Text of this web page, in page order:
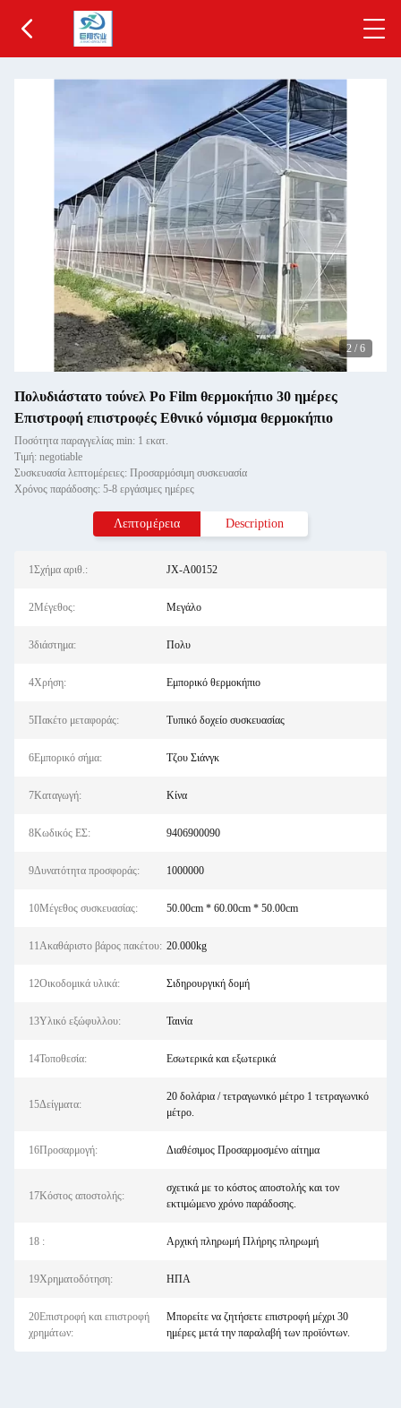
2 / 6
Πολυδιάστατο τούνελ Po Film θερμοκήπιο 30 ημέρες
Επιστροφή επιστροφές Εθνικό νόμισμα θερμοκήπιο
Ποσότητα παραγγελίας min: 1 εκατ.
Τιμή: negotiable
Συσκευασία λεπτομέρειες: Προσαρμόσιμη συσκευασία
Χρόνος παράδοσης: 5-8 εργάσιμες ημέρες
Λεπτομέρεια Description
1Σχήμα αριθ.: JX-A00152
2Μέγεθος: Μεγάλο
3διάστημα: Πολυ
4Χρήση: Εμπορικό θερμοκήπιο
5Πακέτο μεταφοράς: Τυπικό δοχείο συσκευασίας
6Εμπορικό σήμα: Τζου Σιάνγκ
7Καταγωγή: Κίνα
8Κωδικός ΕΣ: 9406900090
9Δυνατότητα προσφοράς: 1000000
10Μέγεθος συσκευασίας: 50.00cm * 60.00cm * 50.00cm
11Ακαθάριστο βάρος πακέτου: 20.000kg
12Οικοδομικά υλικά: Σιδηρουργική δομή
13Υλικό εξώφυλλου: Ταινία
14Τοποθεσία: Εσωτερικά και εξωτερικά
15Δείγματα:
20 δολάρια / τετραγωνικό μέτρο 1 τετραγωνικό
μέτρο.
16Προσαρμογή: Διαθέσιμος Προσαρμοσμένο αίτημα
17Κόστος αποστολής:
σχετικά με το κόστος αποστολής και τον
εκτιμώμενο χρόνο παράδοσης.
18 : Αρχική πληρωμή Πλήρης πληρωμή
19Χρηματοδότηση: ΗΠΑ
20Επιστροφή και επιστροφή
χρημάτων:
Μπορείτε να ζητήσετε επιστροφή μέχρι 30
ημέρες μετά την παραλαβή των προϊόντων.